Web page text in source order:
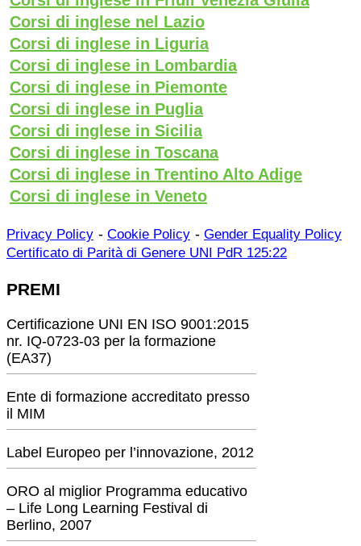
Corsi di inglese nel Lazio
Corsi di inglese in Liguria
Corsi di inglese in Lombardia
Corsi di inglese in Piemonte
Corsi di inglese in Puglia
Corsi di inglese in Sicilia
Corsi di inglese in Toscana
Corsi di inglese in Trentino Alto Adige
Corsi di inglese in Veneto
Privacy Policy - Cookie Policy - Gender Equality Policy
Certificato di Parità di Genere UNI PdR 125:22
PREMI
Certificazione UNI EN ISO 9001:2015
nr. IQ-0723-03 per la formazione
(EA37)
Ente di formazione accreditato presso
il MIM
Label Europeo per l’innovazione, 2012
ORO al miglior Programma educativo
– Life Long Learning Festival di
Berlino, 2007